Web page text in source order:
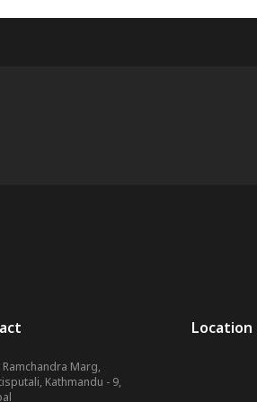
Ramchandra Marg,
Kathmandu - 9,
Location